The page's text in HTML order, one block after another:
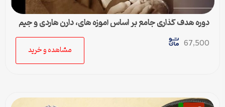
دوره هدف گذاری جامع بر اساس آموزه های، دارن هاردی و جیم
ران
67,500
مشاهده و خرید